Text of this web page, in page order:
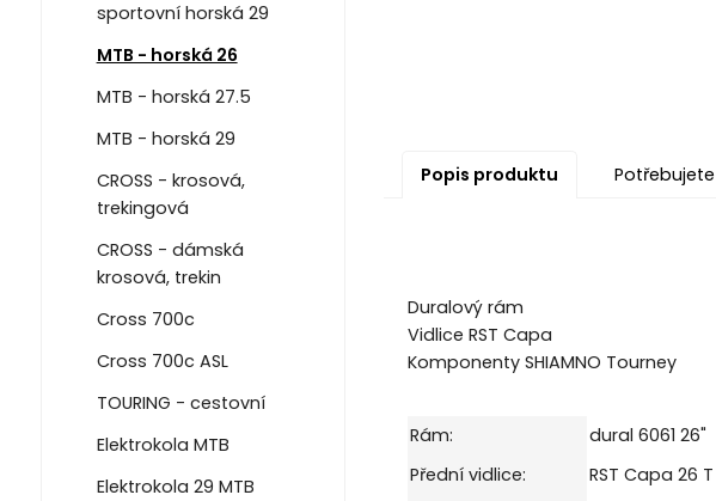
sportovní horská 29
MTB - horská 26
MTB - horská 27.5
MTB - horská 29
CROSS - krosová,
trekingová
CROSS - dámská
krosová, trekin
Cross 700c
Cross 700c ASL
TOURING - cestovní
Elektrokola MTB
Elektrokola 29 MTB
Popis produktu
Duralový rám
Vidlice RST Capa
Komponenty SHIAMNO Tourney
Rám:
dural 6061 26"
Přední vidlice:
RST Capa 26